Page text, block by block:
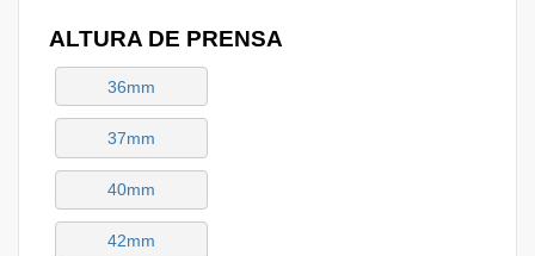
ALTURA DE PRENSA
36mm
37mm
40mm
42mm